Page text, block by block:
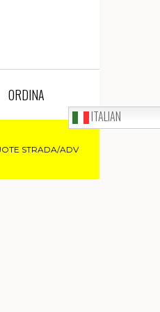
ORDINA
ITALIAN
STRADA/ADV